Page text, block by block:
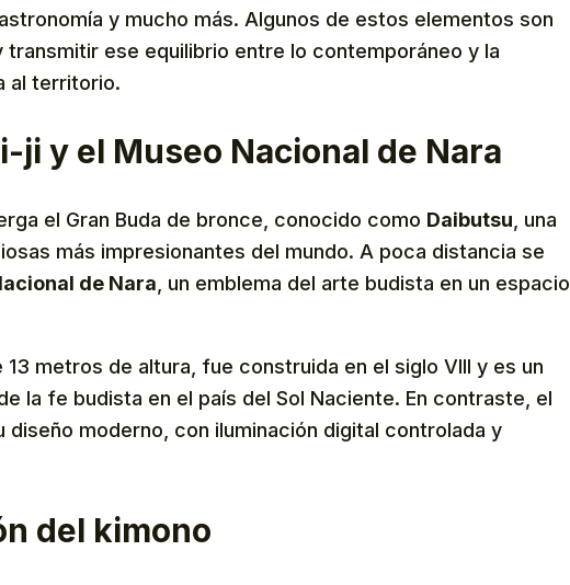
y mucho más. Algunos de estos elementos son
ese equilibrio entre lo contemporáneo y la
al territorio.
ji y el Museo Nacional de Nara
el Gran Buda de bronce, conocido como Daibutsu , una
más impresionantes del mundo. A poca distancia se
de Nara , un emblema del arte budista en un espacio
13 metros de altura, fue construida en el siglo VIII y es un
la fe budista en el país del Sol Naciente. En contraste, el
diseño moderno, con iluminación digital controlada y
del kimono